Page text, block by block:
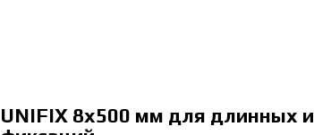
UNIFIX 8x500 мм для длинных